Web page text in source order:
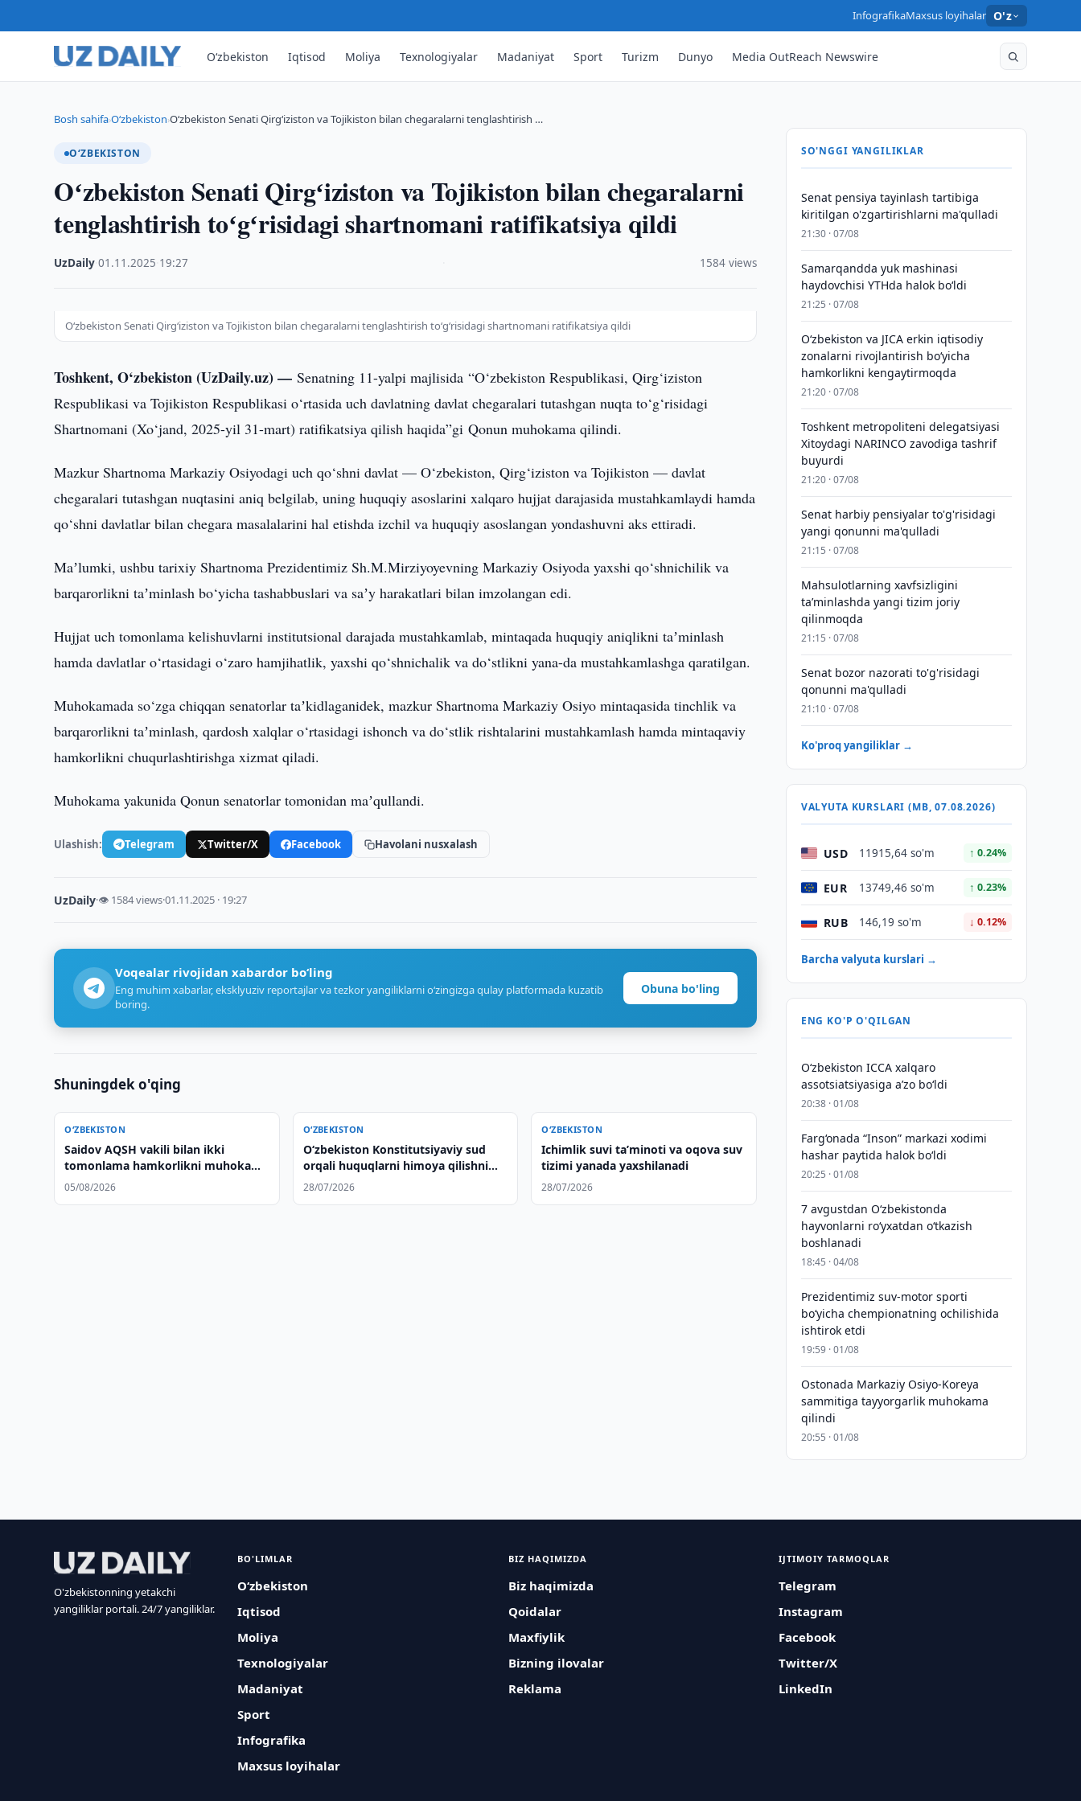
InfografikaMaxsus loyihalar O'z
O‘zbekiston Iqtisod Moliya Texnologiyalar Madaniyat Sport Turizm Dunyo Media OutReach Newswire
Bosh sahifa›O‘zbekiston›Oʻzbekiston Senati Qirgʻiziston va Tojikiston bilan chegaralarni tenglashtirish …
O‘ZBEKISTON
Oʻzbekiston Senati Qirgʻiziston va Tojikiston bilan chegaralarni
tenglashtirish toʻgʻrisidagi shartnomani ratifikatsiya qildi
UzDaily ·01.11.2025 19:27 1584 views
Oʻzbekiston Senati Qirgʻiziston va Tojikiston bilan chegaralarni tenglashtirish toʻgʻrisidagi shartnomani ratifikatsiya qildi
Toshkent, O‘zbekiston (UzDaily.uz) —Senatning 11-yalpi majlisida “O‘zbekiston Respublikasi, Qirg‘iziston
Respublikasi va Tojikiston Respublikasi o‘rtasida uch davlatning davlat chegaralari tutashgan nuqta to‘g‘risidagi
Shartnomani (Xo‘jand, 2025-yil 31-mart) ratifikatsiya qilish haqida”gi Qonun muhokama qilindi.
Mazkur Shartnoma Markaziy Osiyodagi uch qo‘shni davlat — O‘zbekiston, Qirg‘iziston va Tojikiston — davlat
chegaralari tutashgan nuqtasini aniq belgilab, uning huquqiy asoslarini xalqaro hujjat darajasida mustahkamlaydi hamda
qo‘shni davlatlar bilan chegara masalalarini hal etishda izchil va huquqiy asoslangan yondashuvni aks ettiradi.
Maʼlumki, ushbu tarixiy Shartnoma Prezidentimiz Sh.M.Mirziyoyevning Markaziy Osiyoda yaxshi qo‘shnichilik va
barqarorlikni taʼminlash bo‘yicha tashabbuslari va saʼy harakatlari bilan imzolangan edi.
Hujjat uch tomonlama kelishuvlarni institutsional darajada mustahkamlab, mintaqada huquqiy aniqlikni taʼminlash
hamda davlatlar o‘rtasidagi o‘zaro hamjihatlik, yaxshi qo‘shnichalik va do‘stlikni yana-da mustahkamlashga qaratilgan.
Muhokamada so‘zga chiqqan senatorlar taʼkidlaganidek, mazkur Shartnoma Markaziy Osiyo mintaqasida tinchlik va
barqarorlikni taʼminlash, qardosh xalqlar o‘rtasidagi ishonch va do‘stlik rishtalarini mustahkamlash hamda mintaqaviy
hamkorlikni chuqurlashtirishga xizmat qiladi.
Muhokama yakunida Qonun senatorlar tomonidan maʼqullandi.
Ulashish: Telegram Twitter/X Facebook Havolani nusxalash
UzDaily·👁 1584 views·01.11.2025 · 19:27
Voqealar rivojidan xabardor bo‘ling
Eng muhim xabarlar, eksklyuziv reportajlar va tezkor yangiliklarni o‘zingizga qulay platformada kuzatib
boring.
Obuna bo'ling
Shuningdek o'qing
O‘ZBEKISTON
Saidov AQSH vakili bilan ikki
tomonlama hamkorlikni muhokama
qildi
05/08/2026
O‘ZBEKISTON
Oʻzbekiston Konstitutsiyaviy sud
orqali huquqlarni himoya qilishni
kengaytirmoqchi
28/07/2026
O‘ZBEKISTON
Ichimlik suvi taʼminoti va oqova suv
tizimi yanada yaxshilanadi
28/07/2026
SO'NGGI YANGILIKLAR
Senat pensiya tayinlash tartibiga
kiritilgan o'zgartirishlarni ma'qulladi
21:30 · 07/08
Samarqandda yuk mashinasi
haydovchisi YTHda halok bo‘ldi
21:25 · 07/08
Oʻzbekiston va JICA erkin iqtisodiy
zonalarni rivojlantirish boʻyicha
hamkorlikni kengaytirmoqda
21:20 · 07/08
Toshkent metropoliteni delegatsiyasi
Xitoydagi NARINCO zavodiga tashrif
buyurdi
21:20 · 07/08
Senat harbiy pensiyalar to'g'risidagi
yangi qonunni ma'qulladi
21:15 · 07/08
Mahsulotlarning xavfsizligini
taʼminlashda yangi tizim joriy
qilinmoqda
21:15 · 07/08
Senat bozor nazorati to'g'risidagi
qonunni ma'qulladi
21:10 · 07/08
Ko'proq yangiliklar →
VALYUTA KURSLARI (MB, 07.08.2026)
USD 11915,64 so'm ↑ 0.24%
EUR 13749,46 so'm ↑ 0.23%
RUB 146,19 so'm ↓ 0.12%
Barcha valyuta kurslari →
ENG KO'P O'QILGAN
O‘zbekiston ICCA xalqaro
assotsiatsiyasiga aʼzo bo‘ldi
20:38 · 01/08
Farg‘onada “Inson” markazi xodimi
hashar paytida halok bo‘ldi
20:25 · 01/08
7 avgustdan O‘zbekistonda
hayvonlarni ro‘yxatdan o‘tkazish
boshlanadi
18:45 · 04/08
Prezidentimiz suv-motor sporti
bo‘yicha chempionatning ochilishida
ishtirok etdi
19:59 · 01/08
Ostonada Markaziy Osiyo-Koreya
sammitiga tayyorgarlik muhokama
qilindi
20:55 · 01/08
O'zbekistonning yetakchi
yangiliklar portali. 24/7 yangiliklar.
BO'LIMLAR
O‘zbekiston
Iqtisod
Moliya
Texnologiyalar
Madaniyat
Sport
Infografika
Maxsus loyihalar
BIZ HAQIMIZDA
Biz haqimizda
Qoidalar
Maxfiylik
Bizning ilovalar
Reklama
IJTIMOIY TARMOQLAR
Telegram
Instagram
Facebook
Twitter/X
LinkedIn